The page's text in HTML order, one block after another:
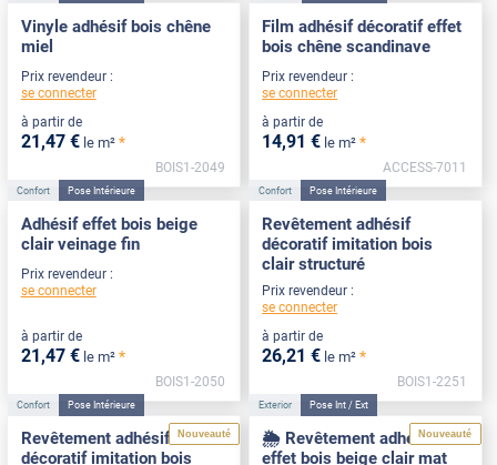
Vinyle adhésif bois chêne
miel
Prix revendeur :
se connecter
à partir de
21,47 € le m² *
BOIS1-2049
Film adhésif décoratif effet
bois chêne scandinave
Prix revendeur :
se connecter
à partir de
14,91 € le m² *
ACCESS-7011
Confort Pose Intérieure
Adhésif effet bois beige
clair veinage fin
Prix revendeur :
se connecter
à partir de
21 ,47 € le m² *
BOIS1-2050
Confort Pose Intérieure
Revêtement adhésif
décoratif imitation bois
clair structuré
Prix revendeur :
se connecter
à partir de
26,21 € le m² *
BOIS1-2251
Nouveauté
Confort Pose Intérieure
Revêtement adhésif
décoratif imitation bois
Nouveauté
Exterior Pose Int / Ext
🌦️ Revêtement adhésif
effet bois beige clair mat